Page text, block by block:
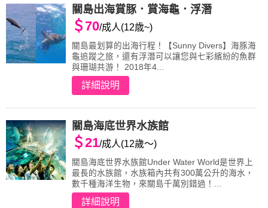
關島出海賞豚．賞海龜．浮潛
＄70/成人(12歳~)
關島最划算的出海行程！【Sunny Divers】海豚海
龜追蹤之旅，還有浮潛可以讓您與七彩繽紛的魚群
與珊瑚共游！ 2018年4...
詳細說明
關島海底世界水族館
＄21/成人(12歲～)
關島海底世界水族館Under Water World是世界上
最長的水族館，水族箱內共有300萬公升的海水，
數千種海洋生物，來關島千萬別錯過！...
詳細說明